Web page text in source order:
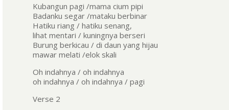
Kubangun pagi /mama cium pipi
Badanku segar /mataku berbinar
Hatiku riang / hatiku senang,
lihat mentari / kuningnya berseri
Burung berkicau / di daun yang hijau
mawar melati /elok skali
Oh indahnya / oh indahnya
oh indahnya / oh indahnya / pagi
Verse 2